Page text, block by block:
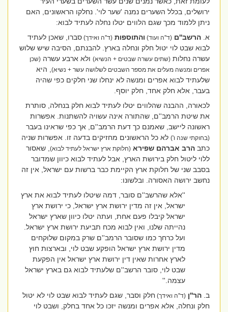
ירושלים, בכלל השערים נמנה 'שער לוי'. נחלקו הראשונים, האם
ניתן ללמוד מכך שגם הלווים יטלו נחלה לעתיד לבוא:
א.הרשב''ם (ד''ה ועוד)והתוספות (ד''ה ואידך)סברו, שאכן לעתיד
לבוא שבט לוי יטול חלק ונחלה בארץ. להבנתם, הסיבה שיש שלוש
עשרה נחלות(שתים עשרה שבטים + הנשיא)ולא ארבע עשרה(שכן
אפרים ומנשה מעלים את מספר השבטים לשלושה עשר + נשיא), היא
שלעתיד לבוא אפרים ומנשה לא ינחלו שני חלקים כפי שהיה
בעבר, אלא חלק אחד, חלק יוסף.
לכאורה, ההבנה שהלווים יטלו לעתיד לבוא חלק בנחלה, סותרת
את שיטת הרמב''ם, שהתורה אינה עשויה להשתנות. אפשרות
ראשונה ליישב, שאמנם כך דעת הרמב''ם, אך כפי שראינו בעבר
(בחוקתי שנה ו')לא כל הראשונים מחזיקים בדעה זו. אפשרות שניה
כתבהרב אברהם שפירא (חלוקת ארץ ישראל לעתיד לבוא), שאסור
ללוי ליטול חלק בירושת הארץ, אבל לעתיד לבוא כיוון שמדובר
בסבב שני של חלוקת ארץ הקיימת כבר ברשות עם ישראל, אין זה
נחשב ירושה האסורה. ובלשונו:
''אלא שהרשב''ם סובר, דמה שיטלו לעתיד לבוא את ארץ
ישראל, אין זה מדין ירושת ארץ ישראל, כי ירושת ארץ
ישראל קיבלו פעם אחת, ועתה יטלו כיוון שארץ ישראל
נהייתה שלנו, ואין לבוא מכח תביעת ירושת ארץ ישראל.
ועל כרחך כמו שסובר הרמב''ם שרק במקום שלוקחים
מדין ירושת ארץ ישראל הופקע שבט לוי, ובארצות חוץ
לארץ אחרות שאין דין ירושת ארץ ישראל אין הפקעת
שבט לוי, סובר הרשב''ם שלעתיד לבוא גם בארץ ישראל
עצמה.''
ב.הר''ן (ד''ה ואידך)חלק וסבר, שגם לעתיד לבוא שבט לוי לא יטול
חלק ונחלה, אלא אפרים ומנשה יזכו כל אחד בחלק, ושבט לוי